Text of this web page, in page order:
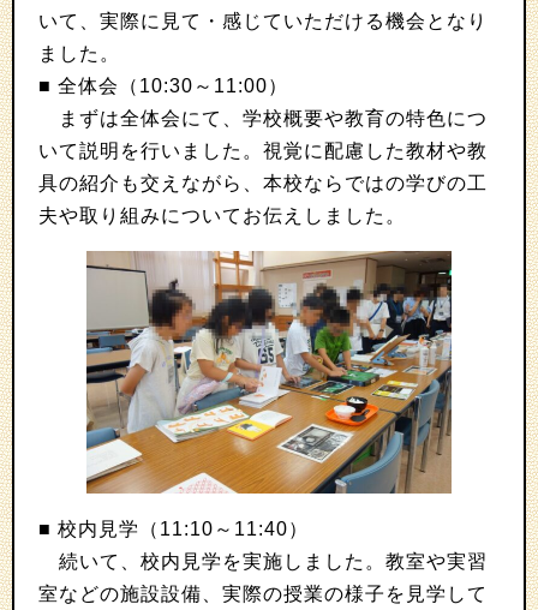
いて、実際に見て・感じていただける機会となり
ました。
■ 全体会（10:30～11:00）
まずは全体会にて、学校概要や教育の特色につ
いて説明を行いました。視覚に配慮した教材や教
具の紹介も交えながら、本校ならではの学びの工
夫や取り組みについてお伝えしました。
■ 校内見学（11:10～11:40）
続いて、校内見学を実施しました。教室や実習
室などの施設設備、実際の授業の様子を見学して